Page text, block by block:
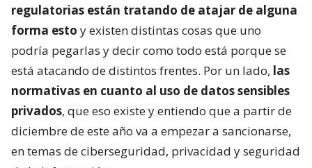
regulatorias están tratando de atajar de alguna
forma esto y existen distintas cosas que uno
podría pegarlas y decir como todo está porque se
está atacando de distintos frentes. Por un lado, las
normativas en cuanto al uso de datos sensibles
privados, que eso existe y entiendo que a partir de
diciembre de este año va a empezar a sancionarse,
en temas de ciberseguridad, privacidad y seguridad